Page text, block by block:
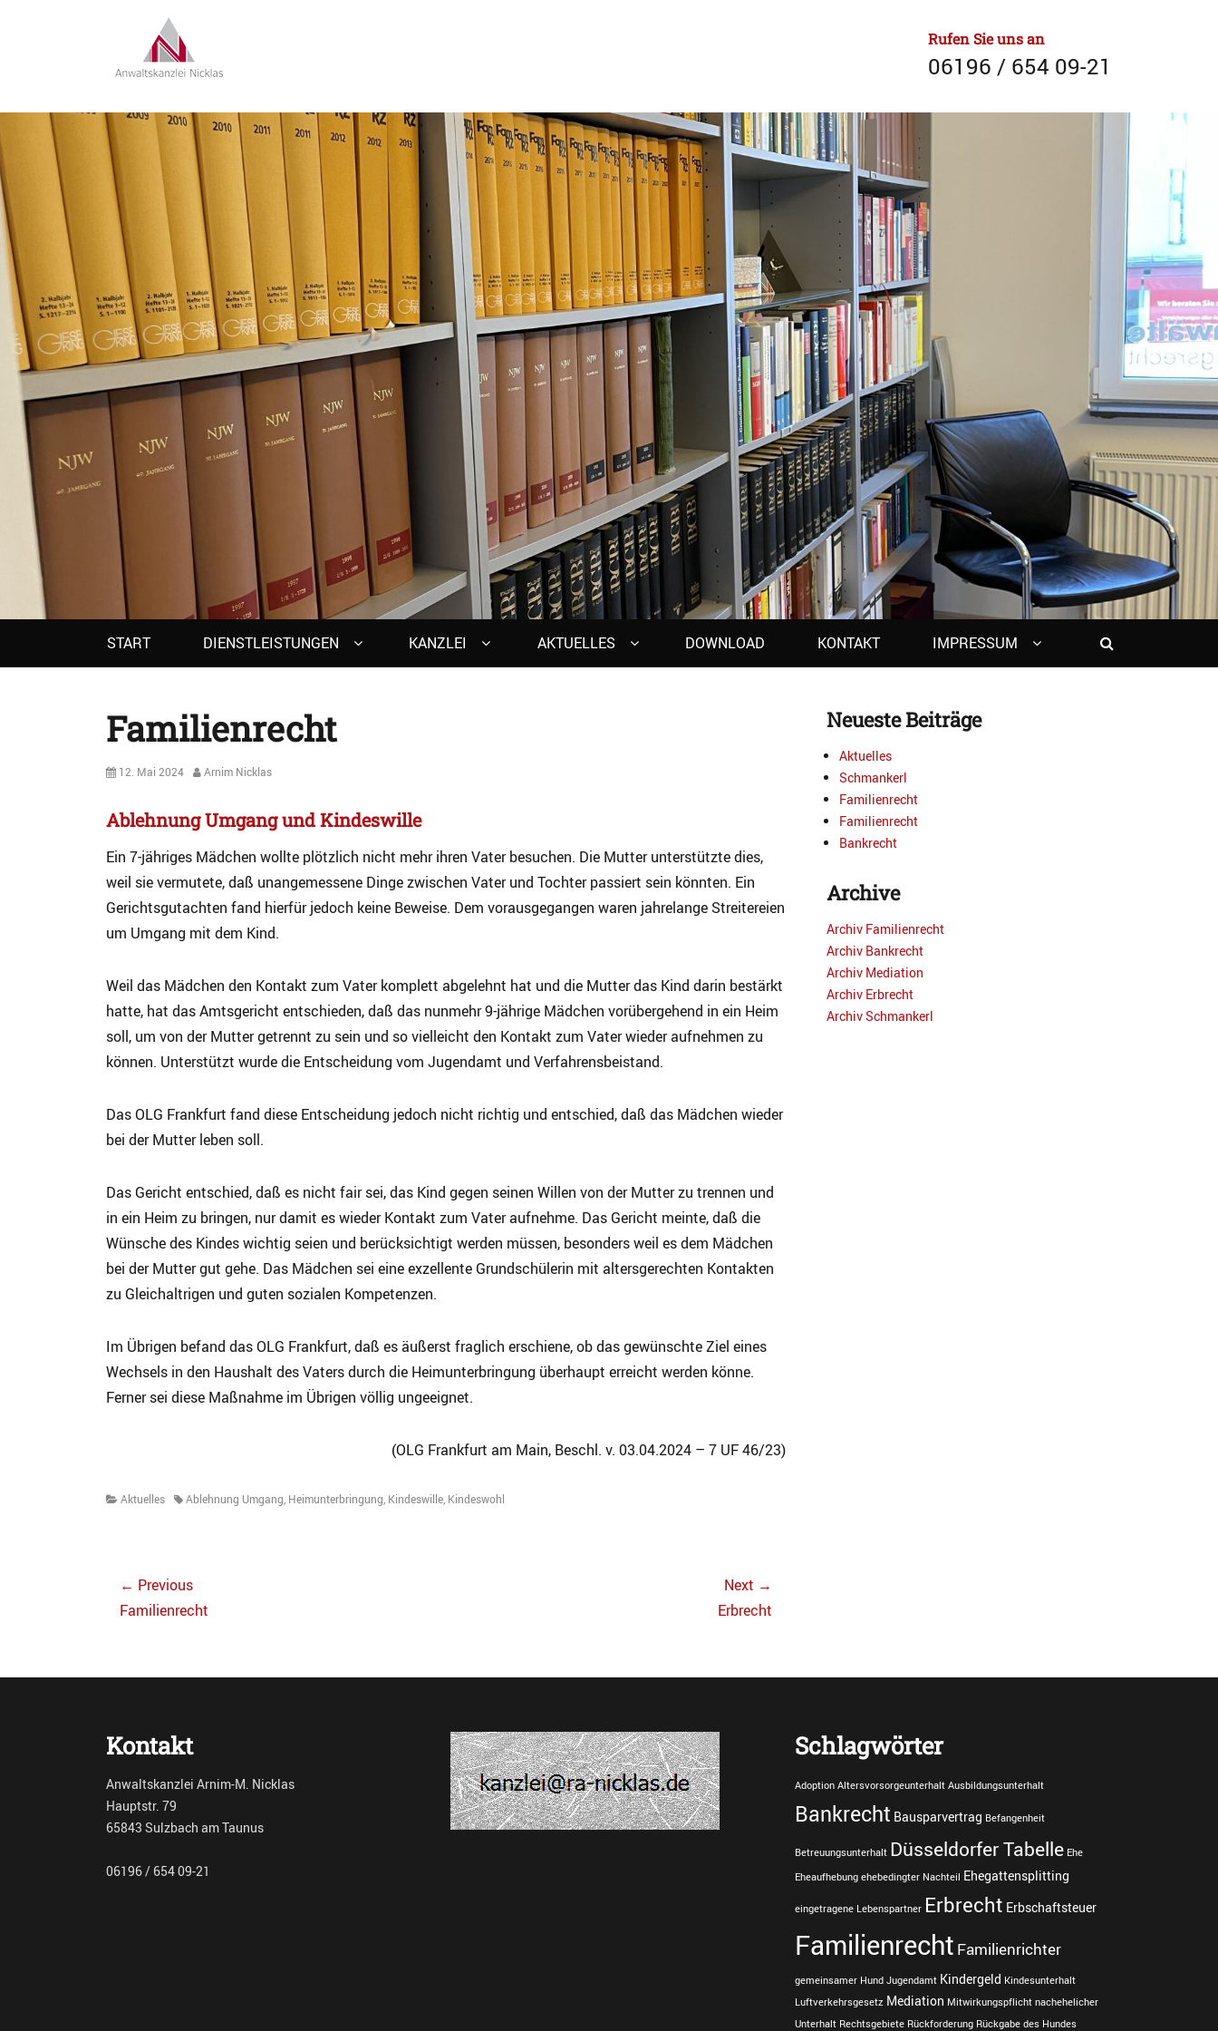
RECHTSANWALT NICKLAS Rufen Sie uns an
06196 / 654 09-21
Primary
menu
START DIENSTLEISTUNGEN KANZLEI AKTUELLES DOWNLOAD KONTAKT IMPRESSUM
Familienrecht
Posted
12. Mai 2024 Author
Arnim Nicklas
Ablehnung Umgang und Kindeswille
Ein 7-jähriges Mädchen wollte plötzlich nicht mehr ihren Vater besuchen. Die Mutter unterstützte dies,
weil sie vermutete, daß unangemessene Dinge zwischen Vater und Tochter passiert sein könnten. Ein
Gerichtsgutachten fand hierfür jedoch keine Beweise. Dem vorausgegangen waren jahrelange Streitereien
um Umgang mit dem Kind.
Weil das Mädchen den Kontakt zum Vater komplett abgelehnt hat und die Mutter das Kind darin bestärkt
hatte, hat das Amtsgericht entschieden, daß das nunmehr 9-jährige Mädchen vorübergehend in ein Heim
soll, um von der Mutter getrennt zu sein und so vielleicht den Kontakt zum Vater wieder aufnehmen zu
können. Unterstützt wurde die Entscheidung vom Jugendamt und Verfahrensbeistand.
Das OLG Frankfurt fand diese Entscheidung jedoch nicht richtig und entschied, daß das Mädchen wieder
bei der Mutter leben soll.
Das Gericht entschied, daß es nicht fair sei, das Kind gegen seinen Willen von der Mutter zu trennen und
in ein Heim zu bringen, nur damit es wieder Kontakt zum Vater aufnehme. Das Gericht meinte, daß die
Wünsche des Kindes wichtig seien und berücksichtigt werden müssen, besonders weil es dem Mädchen
bei der Mutter gut gehe. Das Mädchen sei eine exzellente Grundschülerin mit altersgerechten Kontakten
zu Gleichaltrigen und guten sozialen Kompetenzen.
Im Übrigen befand das OLG Frankfurt, daß es äußerst fraglich erschiene, ob das gewünschte Ziel eines
Wechsels in den Haushalt des Vaters durch die Heimunterbringung überhaupt erreicht werden könne.
Ferner sei diese Maßnahme im Übrigen völlig ungeeignet.
(OLG Frankfurt am Main, Beschl. v. 03.04.2024 – 7 UF 46/23)
Categories
Aktuelles TagsAblehnung Umgang, Heimunterbringung, Kindeswille, Kindeswohl
← Previous
Previous
Familienrecht
Next →
Erbrecht
Neueste Beiträge
Aktuelles
Schmankerl
Familienrecht
Familienrecht
Bankrecht
Archive
Archiv Familienrecht
Archiv Bankrecht
Archiv Mediation
Archiv Erbrecht
Archiv Schmankerl
Kontakt
Anwaltskanzlei Arnim-M. Nicklas
Hauptstr. 79
65843 Sulzbach am Taunus
06196 / 654 09-21
Schlagwörter
Adoption Altersvorsorgeunterhalt Ausbildungsunterhalt
Bankrecht Bausparvertrag Befangenheit
Betreuungsunterhalt Düsseldorfer Tabelle Ehe
Eheaufhebung ehebedingter Nachteil Ehegattensplitting
eingetragene Lebenspartner Erbrecht Erbschaftsteuer
Familienrecht Familienrichter
gemeinsamer Hund Jugendamt Kindergeld Kindesunterhalt
Luftverkehrsgesetz Mediation Mitwirkungspflicht nachehelicher
Unterhalt Rechtsgebiete Rückforderung Rückgabe des Hundes